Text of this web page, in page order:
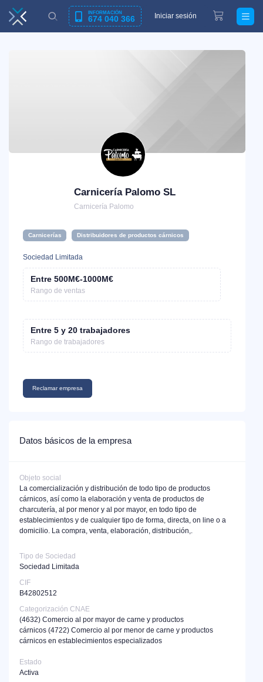
INFORMACIÓN
674 040 366 Iniciar sesión
Carnicería Palomo SL
Carnicería Palomo
Carnicerías Distribuidores de productos cárnicos
Sociedad Limitada
Entre 500M€-1000M€
Rango de ventas
Entre 5 y 20 trabajadores
Rango de trabajadores
Reclamar empresa
Datos básicos de la empresa
Objeto social
La comercialización y distribución de todo tipo de productos
cárnicos, así como la elaboración y venta de productos de
charcutería, al por menor y al por mayor, en todo tipo de
establecimientos y de cualquier tipo de forma, directa, on line o a
domicilio. La compra, venta, elaboración, distribución,.
Tipo de Sociedad
Sociedad Limitada
CIF
B42802512
Categorización CNAE
(4632) Comercio al por mayor de carne y productos
cárnicos (4722) Comercio al por menor de carne y productos
cárnicos en establecimientos especializados
Estado
Activa